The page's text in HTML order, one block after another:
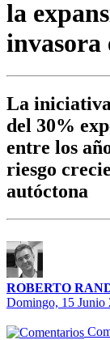
la
invasora
La
del 30%
entre los
riesgo
autóctona
ROBERTO
Domingo, 15 Junio